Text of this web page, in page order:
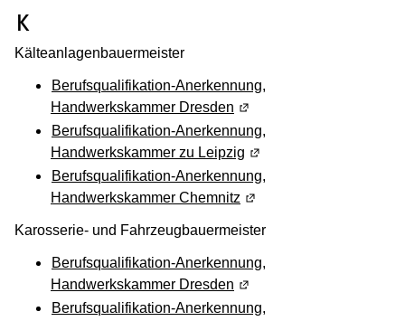
(Wird in einem neuen Fenster
K
Kälteanlagenbauermeister
Berufsqualifikation-Anerkennung,
Handwerkskammer Dresden (Wird in einem neuen
Berufsqualifikation-Anerkennung,
Handwerkskammer zu Leipzig (Wird in einem neuen
Berufsqualifikation-Anerkennung,
Handwerkskammer Chemnitz (Wird in einem neuen
Karosserie- und Fahrzeugbauermeister
Berufsqualifikation-Anerkennung,
Handwerkskammer Dresden (Wird in einem neuen
Berufsqualifikation-Anerkennung,